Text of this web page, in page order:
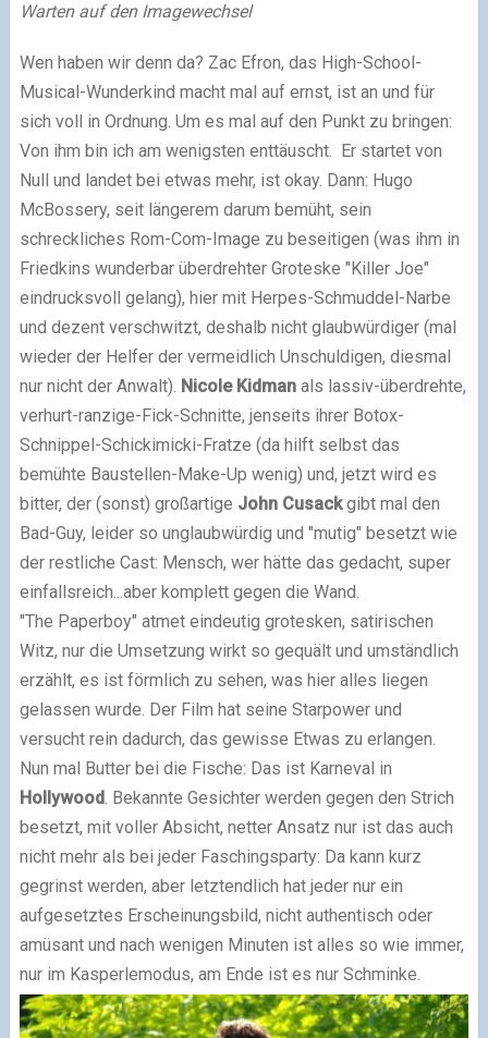
Warten auf den Imagewechsel
Wen haben wir denn da? Zac Efron, das High-School-
Musical-Wunderkind macht mal auf ernst, ist an und für
sich voll in Ordnung. Um es mal auf den Punkt zu bringen:
Von ihm bin ich am wenigsten enttäuscht. Er startet von
Null und landet bei etwas mehr, ist okay. Dann: Hugo
McBossery, seit längerem darum bemüht, sein
schreckliches Rom-Com-Image zu beseitigen (was ihm in
Friedkins wunderbar überdrehter Groteske "Killer Joe"
eindrucksvoll gelang), hier mit Herpes-Schmuddel-Narbe
und dezent verschwitzt, deshalb nicht glaubwürdiger (mal
wieder der Helfer der vermeidlich Unschuldigen, diesmal
nur nicht der Anwalt). Nicole Kidmanals lassiv-überdrehte,
verhurt-ranzige-Fick-Schnitte, jenseits ihrer Botox-
Schnippel-Schickimicki-Fratze (da hilft selbst das
bemühte Baustellen-Make-Up wenig) und, jetzt wird es
bitter, der (sonst) großartige John Cusackgibt mal den
Bad-Guy, leider so unglaubwürdig und "mutig" besetzt wie
der restliche Cast: Mensch, wer hätte das gedacht, super
einfallsreich...aber komplett gegen die Wand.
"The Paperboy" atmet eindeutig grotesken, satirischen
Witz, nur die Umsetzung wirkt so gequält und umständlich
erzählt, es ist förmlich zu sehen, was hier alles liegen
gelassen wurde. Der Film hat seine Starpower und
versucht rein dadurch, das gewisse Etwas zu erlangen.
Nun mal Butter bei die Fische: Das ist Karneval in
Hollywood. Bekannte Gesichter werden gegen den Strich
besetzt, mit voller Absicht, netter Ansatz nur ist das auch
nicht mehr als bei jeder Faschingsparty: Da kann kurz
gegrinst werden, aber letztendlich hat jeder nur ein
aufgesetztes Erscheinungsbild, nicht authentisch oder
amüsant und nach wenigen Minuten ist alles so wie immer,
nur im Kasperlemodus, am Ende ist es nur Schminke.